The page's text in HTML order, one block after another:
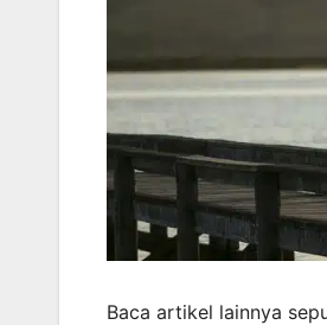
Baca artikel lainnya